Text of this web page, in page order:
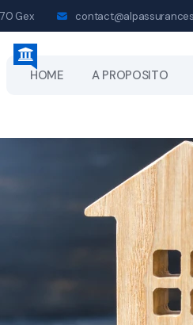
Gex
HOME A PROPOSITO